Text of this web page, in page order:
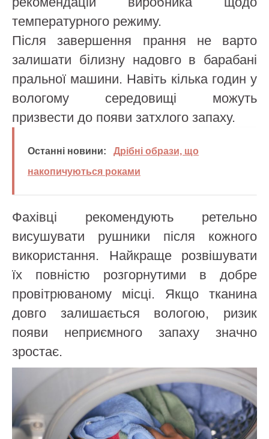
температурного режиму.
Після завершення прання не варто
залишати білизну надовго в барабані
пральної машини. Навіть кілька годин у
вологому середовищі можуть
призвести до появи затхлого запаху.
Останні новини:
Дрібні образи, що
накопичуються роками
Фахівці рекомендують ретельно
висушувати рушники після кожного
використання. Найкраще розвішувати
їх повністю розгорнутими в добре
провітрюваному місці. Якщо тканина
довго залишається вологою, ризик
появи неприємного запаху значно
зростає.